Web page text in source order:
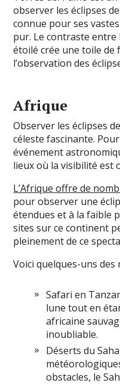
observer les éclipses
connue pour ses
pur. Le contraste entre
étoilé crée une toile
l’observation des
Afrique
Observer les éclipses
céleste fascinante.
événement
lieux où la visibilité est
L’Afrique offre de
pour observer une
étendues et à la faible
sites sur ce continent
pleinement de ce
Voici quelques-uns
Safari en
lune tout en
africaine
inoubliable.
Déserts du
obstacles, le